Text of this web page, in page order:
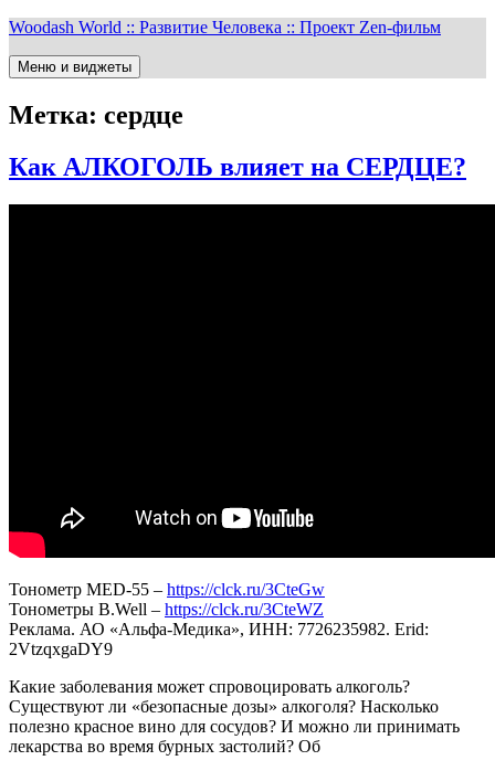
Перейти
содержимому
Woodash World :: Развитие Человека :: Проект Zen-фильм
Меню и виджеты
Метка: сердце
Как АЛКОГОЛЬ влияет на СЕРДЦЕ?
Тонометр MED-55 – https://clck.ru/3CteGw
Тонометры B.Well – https://clck.ru/3CteWZ
Реклама. АО «Альфа-Медика», ИНН: 7726235982. Erid:
2VtzqxgaDY9
Какие заболевания может спровоцировать алкоголь?
Существуют ли «безопасные дозы» алкоголя? Насколько
полезно красное вино для сосудов? И можно ли принимать
лекарства во время бурных застолий? Об